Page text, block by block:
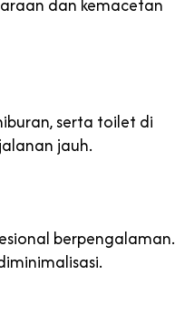
dan kemacetan
serta toilet di
jauh.
berpengalaman.